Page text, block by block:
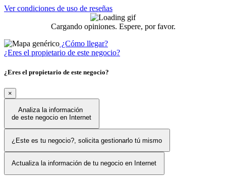
Ver condiciones de uso de reseñas
Cargando opiniones. Espere, por favor.
¿Cómo llegar?
¿Eres el propietario de este negocio?
¿Eres el propietario de este negocio?
×
Analiza la información
de este negocio en Internet
¿Este es tu negocio?, solicita gestionarlo tú mismo
Actualiza la información de tu negocio en Internet